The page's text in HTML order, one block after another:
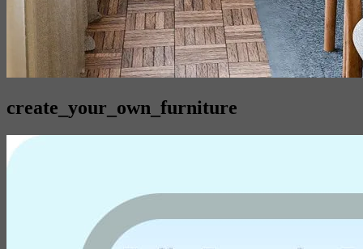
create_your_own_furniture